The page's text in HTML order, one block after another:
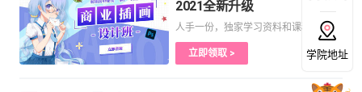
2021全新升级
人手一份，独家学习资料和课程
立即领取 > 学院地址